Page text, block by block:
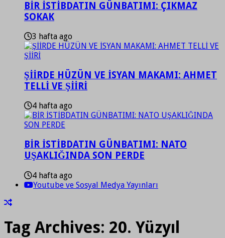
BİR İSTİBDATIN GÜNBATIMI: ÇIKMAZ
SOKAK
3 hafta ago
ŞİİRDE HÜZÜN VE İSYAN MAKAMI: AHMET
TELLİ VE ŞİİRİ
4 hafta ago
BİR İSTİBDATIN GÜNBATIMI: NATO
UŞAKLIĞINDA SON PERDE
4 hafta ago
Youtube ve Sosyal Medya Yayınları
Tag Archives: 20. Yüzyıl